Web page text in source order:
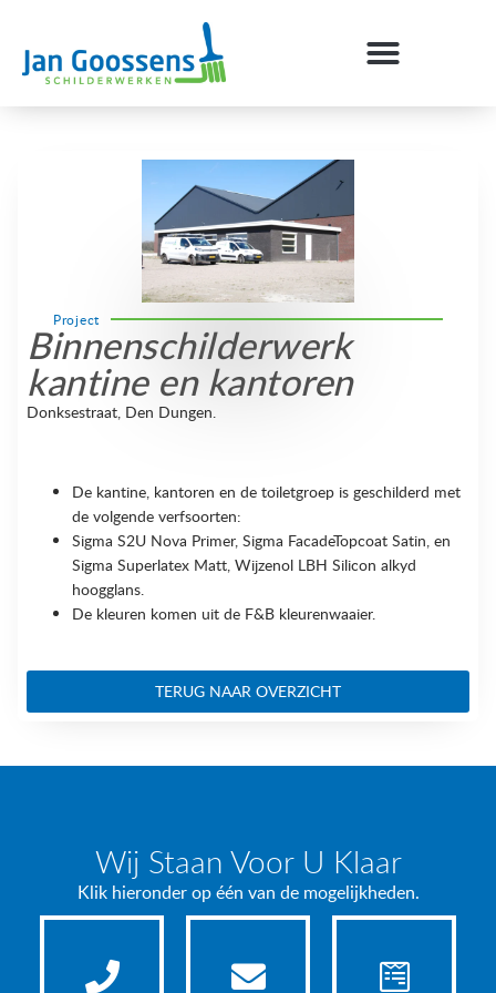
Project
Binnenschilderwerk
kantine en kantoren
Donksestraat, Den Dungen.
De kantine, kantoren en de toiletgroep is geschilderd met
de volgende verfsoorten:
Sigma S2U Nova Primer, Sigma FacadeTopcoat Satin, en
Sigma Superlatex Matt, Wijzenol LBH Silicon alkyd
hoogglans.
De kleuren komen uit de F&B kleurenwaaier.
TERUG NAAR OVERZICHT
Wij Staan Voor U Klaar
Klik hieronder op één van de mogelijkheden.